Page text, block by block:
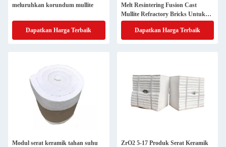
meluruhkan korundum mullite
Dapatkan Harga Terbaik
Melt Resintering Fusion Cast
Mullite Refractory Bricks Untuk
Tungku Kaca
Dapatkan Harga Terbaik
Modul serat keramik tahan suhu
ZrO2 5-17 Produk Serat Keramik